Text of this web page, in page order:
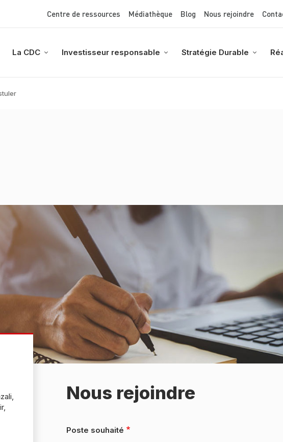
au
Top Menu
Centre de ressources Médiathèque Blog Nous rejoindre
La CDC Investisseur responsable Stratégie Durable
Nous rejoindre
Poste souhaité